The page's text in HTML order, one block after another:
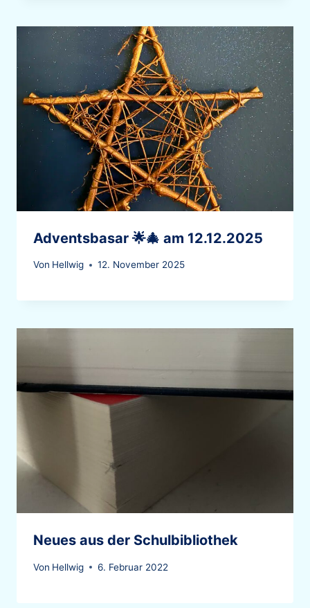
Adventsbasar 🌟🎄 am 12.12.2025
Von Hellwig 12. November 2025
Neues aus der Schulbibliothek
Von Hellwig 6. Februar 2022